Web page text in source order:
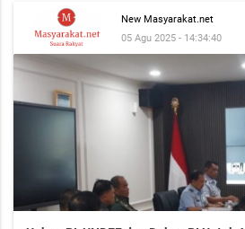
New Masyarakat.net
05 Agu 2025 - 14:34:40